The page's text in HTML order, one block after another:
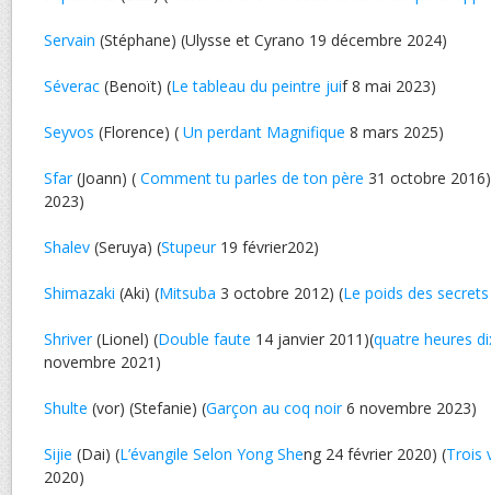
Servain (Stéphane) (Ulysse et Cyrano 19 décembre 2024)
Séverac (Benoït) (Le tableau du peintre juif 8 mai 2023)
Seyvos (Florence) ( Un perdant Magnifique 8 mars 2025)
Sfar(Joann) ( Comment tu parles de ton père 31 octobre
2023)
Shalev (Seruya) (Stupeur19 février202)
Shimazaki (Aki) (Mitsuba 3 octobre 2012) (Le poids des secrets
Shriver(Lionel) (Double faute 14 janvier 2011)(quatre heures
novembre 2021)
Shulte (vor) (Stefanie) (Garçon au coq noir6 novembre 2023)
Sijie (Dai) (L’évangile Selon Yong Sheng 24 février 2020) (Trois
2020)